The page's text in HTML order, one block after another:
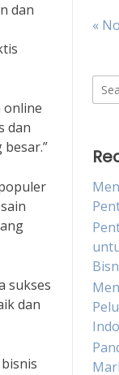
dan
online
dan
sukses
dan
«
for: